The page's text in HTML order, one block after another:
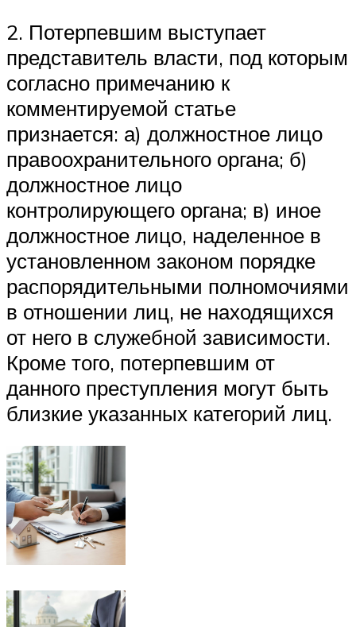
2. Потерпевшим выступает
представитель власти, под которым
согласно примечанию к
комментируемой статье
признается: а) должностное лицо
правоохранительного органа; б)
должностное лицо
контролирующего органа; в) иное
должностное лицо, наделенное в
установленном законом порядке
распорядительными полномочиями
в отношении лиц, не находящихся
от него в служебной зависимости.
Кроме того, потерпевшим от
данного преступления могут быть
близкие указанных категорий лиц.